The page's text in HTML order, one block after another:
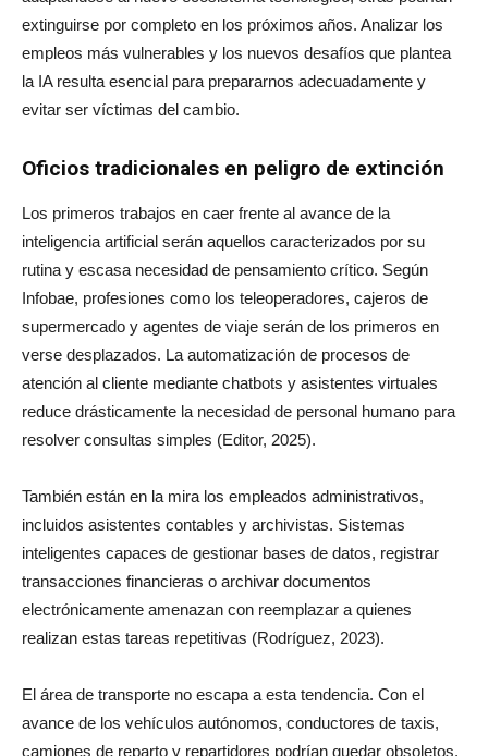
extinguirse por completo en los próximos años. Analizar los
empleos más vulnerables y los nuevos desafíos que plantea
la IA resulta esencial para prepararnos adecuadamente y
evitar ser víctimas del cambio.
Oficios tradicionales en peligro de extinción
Los primeros trabajos en caer frente al avance de la
inteligencia artificial serán aquellos caracterizados por su
rutina y escasa necesidad de pensamiento crítico. Según
Infobae, profesiones como los teleoperadores, cajeros de
supermercado y agentes de viaje serán de los primeros en
verse desplazados. La automatización de procesos de
atención al cliente mediante chatbots y asistentes virtuales
reduce drásticamente la necesidad de personal humano para
resolver consultas simples (Editor, 2025).
También están en la mira los empleados administrativos,
incluidos asistentes contables y archivistas. Sistemas
inteligentes capaces de gestionar bases de datos, registrar
transacciones financieras o archivar documentos
electrónicamente amenazan con reemplazar a quienes
realizan estas tareas repetitivas (Rodríguez, 2023).
El área de transporte no escapa a esta tendencia. Con el
avance de los vehículos autónomos, conductores de taxis,
camiones de reparto y repartidores podrían quedar obsoletos.